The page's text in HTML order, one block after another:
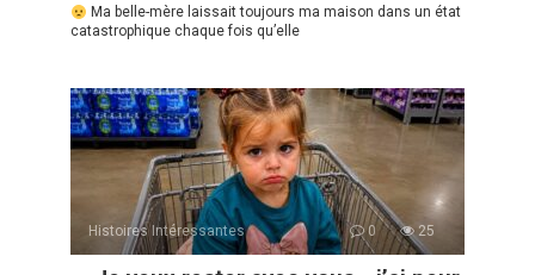
Ma belle-mère laissait toujours ma maison dans un état
catastrophique chaque fois qu’elle
Histoires Intéressantes 0 25